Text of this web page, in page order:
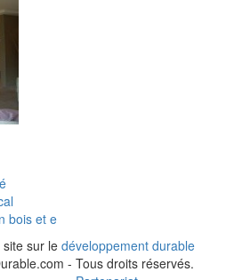
bois et e
sur le développement durable
- Tous droits réservés.